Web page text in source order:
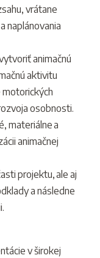
vrátane
naplánovania
animačnú
aktivitu
osobnosti.
materiálne a
animačnej
projektu, ale aj
a následne
v širokej